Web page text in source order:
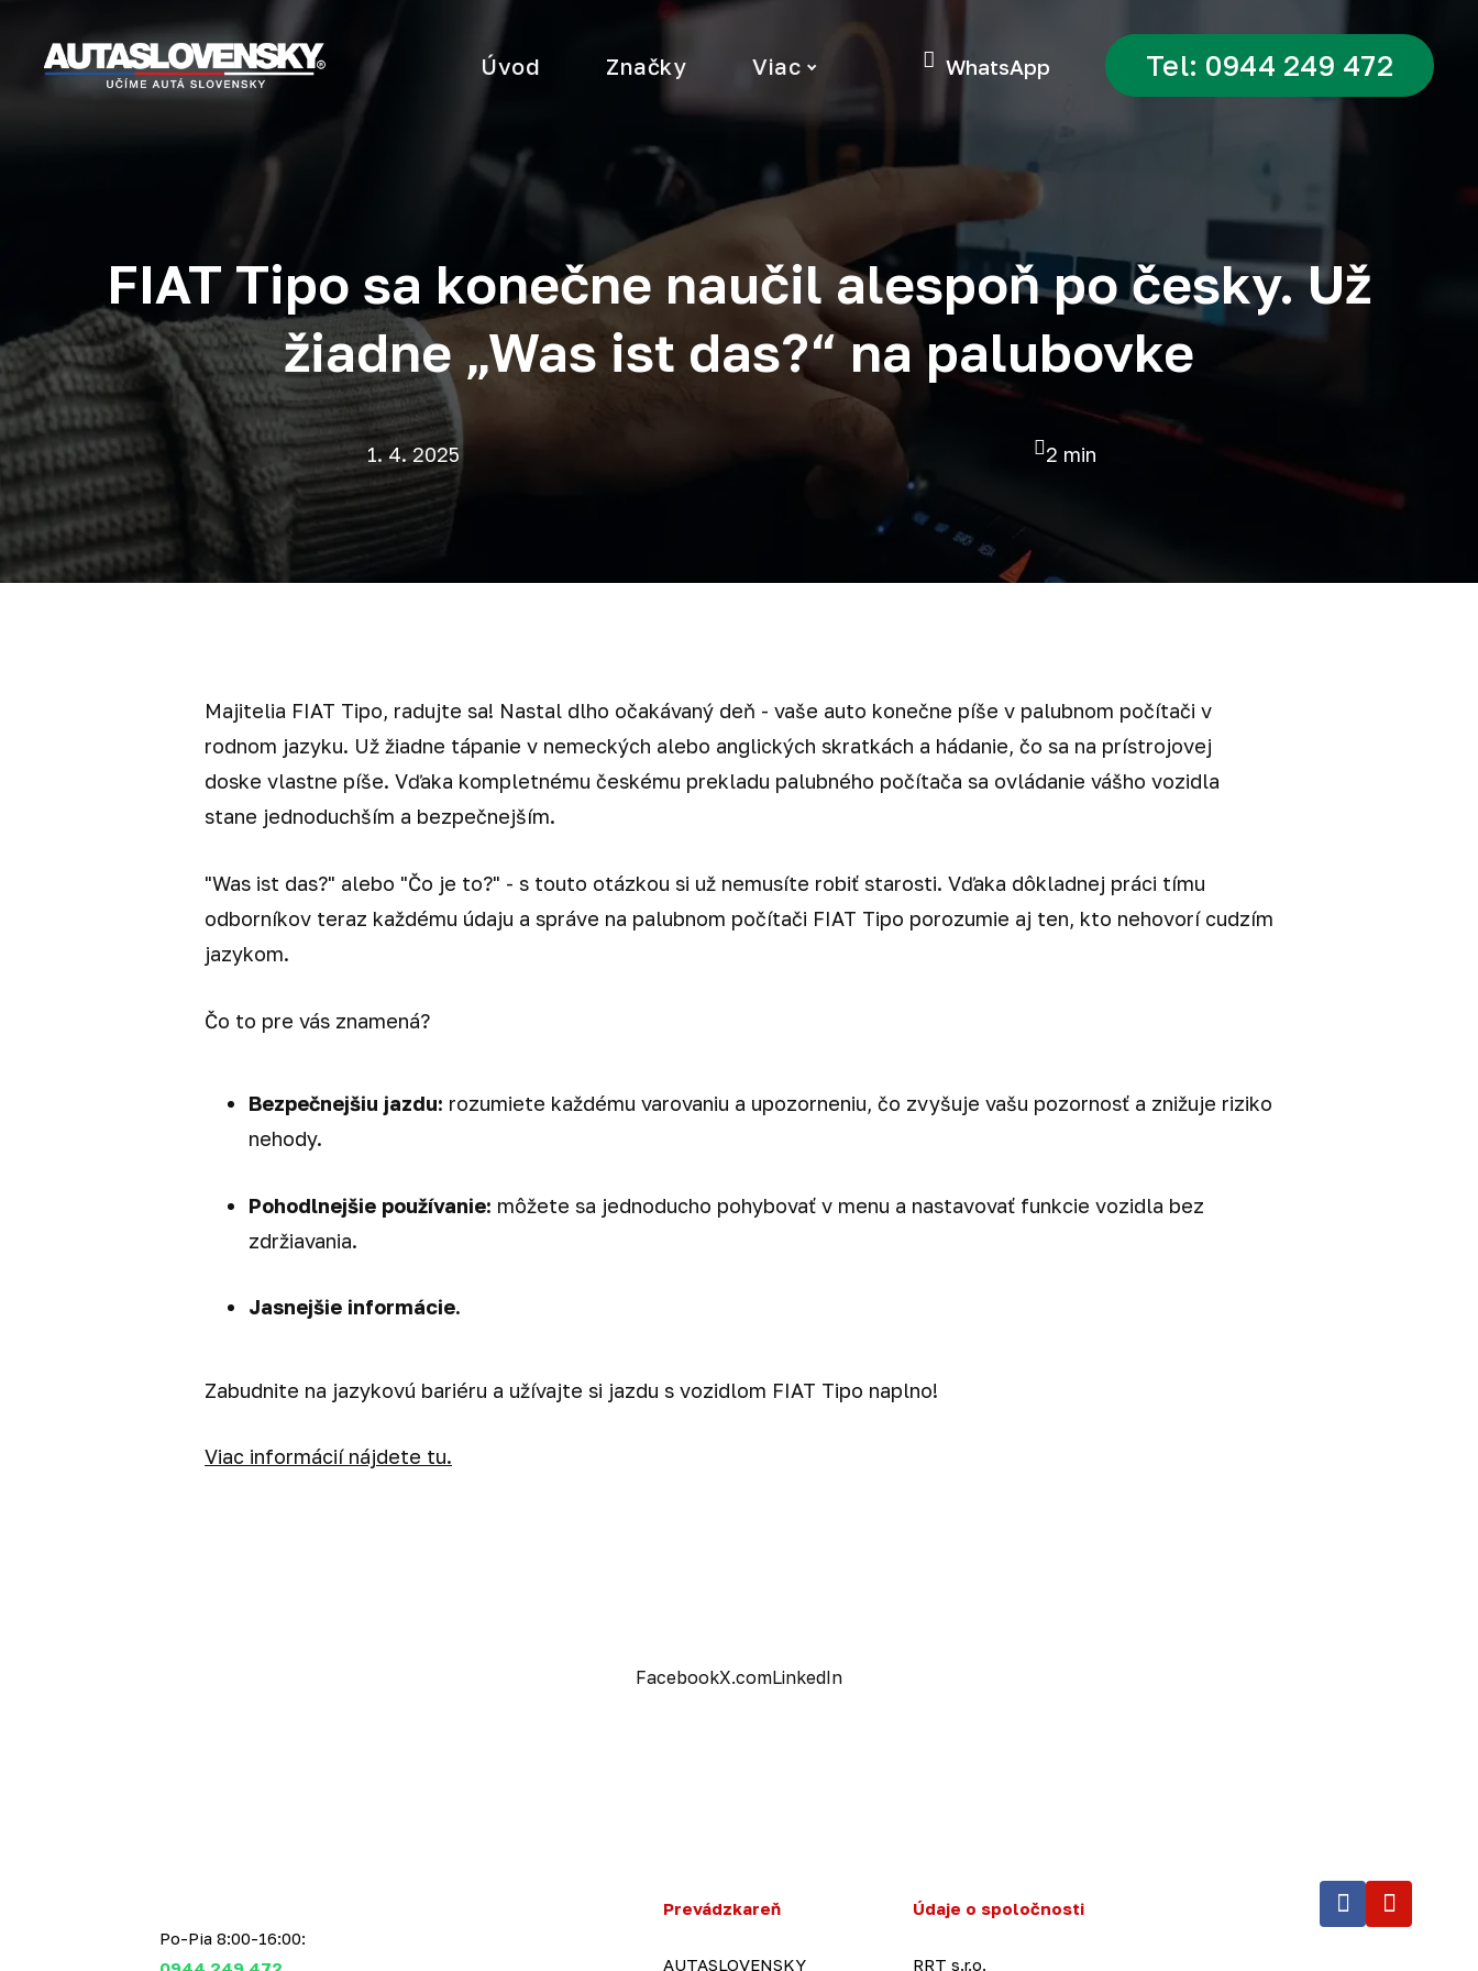
Úvod Značky Viac WhatsApp Tel: 0944 249 472
FIAT Tipo sa konečne naučil alespoň po česky. Už
žiadne „Was ist das?“ na palubovke
1. 4. 2025 2 min
Majitelia FIAT Tipo, radujte sa! Nastal dlho očakávaný deň - vaše auto konečne píše v palubnom počítači v
rodnom jazyku. Už žiadne tápanie v nemeckých alebo anglických skratkách a hádanie, čo sa na prístrojovej
doske vlastne píše. Vďaka kompletnému českému prekladu palubného počítača sa ovládanie vášho vozidla
stane jednoduchším a bezpečnejším.
"Was ist das?" alebo "Čo je to?" - s touto otázkou si už nemusíte robiť starosti. Vďaka dôkladnej práci tímu
odborníkov teraz každému údaju a správe na palubnom počítači FIAT Tipo porozumie aj ten, kto nehovorí cudzím
jazykom.
Čo to pre vás znamená?
Bezpečnejšiu jazdu: rozumiete každému varovaniu a upozorneniu, čo zvyšuje vašu pozornosť a znižuje riziko
nehody.
Pohodlnejšie používanie: môžete sa jednoducho pohybovať v menu a nastavovať funkcie vozidla bez
zdržiavania.
Jasnejšie informácie.
Zabudnite na jazykovú bariéru a užívajte si jazdu s vozidlom FIAT Tipo naplno!
Viac informácií nájdete tu.
FacebookX.comLinkedIn
Po-Pia 8:00-16:00:
Prevádzkareň
AUTASLOVENSKY
Údaje o spoločnosti
RRT s.r.o.